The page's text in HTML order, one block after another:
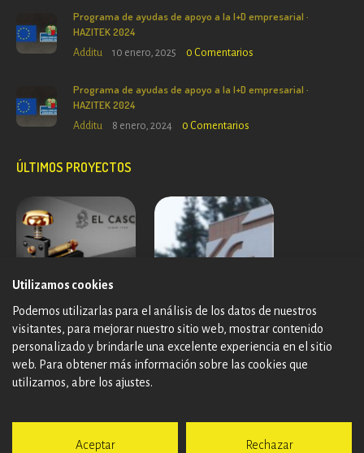
Programa de ayudas de apoyo a la I+D empresarial ·
HAZITEK 2024
Additu 10 enero, 2025 0 Comentarios
Programa de ayudas de apoyo a la I+D empresarial ·
HAZITEK 2024
Additu 8 enero, 2024 0 Comentarios
ÚLTIMOS PROYECTOS
Utilizamos cookies
Podemos utilizarlas para el análisis de los datos de nuestros
visitantes, para mejorar nuestro sitio web, mostrar contenido
personalizado y brindarle una excelente experiencia en el sitio
web. Para obtener más información sobre las cookies que
utilizamos, abre los ajustes.
Aceptar Rechazar